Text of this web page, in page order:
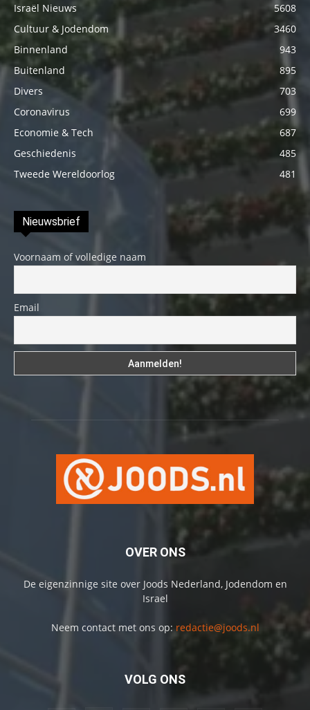
Israël Nieuws
5608
Cultuur & Jodendom
3460
Binnenland
943
Buitenland
895
Divers
703
Coronavirus
699
Economie & Tech
687
Geschiedenis
485
Tweede Wereldoorlog
481
Nieuwsbrief
Voornaam of volledige naam
Email
OVER ONS
De eigenzinnige site over Joods Nederland, Jodendom en
Israel
Neem contact met ons op: redactie@joods.nl
VOLG ONS